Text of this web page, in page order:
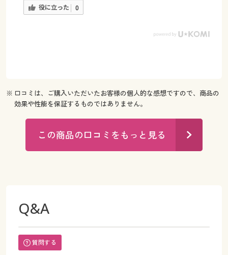
役に立った 0
※ 口コミは、ご購入いただいたお客様の個人的な感想ですので、商品の
効果や性能を保証するものではありません。
この商品の口コミをもっと見る
Q&A
質問する